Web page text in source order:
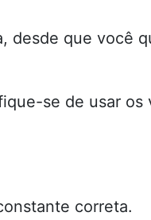
desde que você
se de usar os
correta.